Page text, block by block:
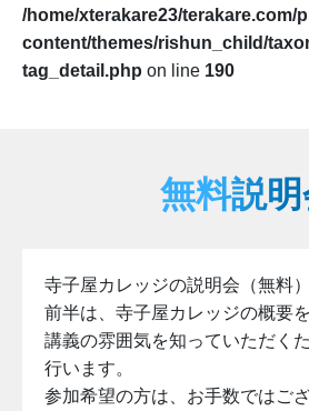
/home/xterakare23/terakare.com/
content/themes/rishun_child/
tag_detail.php on line 190
無料説
寺子屋カレッジの説明会（無料
前半は、寺子屋カレッジの概要
講義の雰囲気を知っていただく
行います。
参加希望の方は、お手数ではご